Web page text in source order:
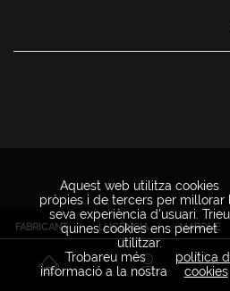
FABRICANT LLICÈNCIA MARQUE
Aquest web utilitza cookies
pròpies i de tercers per millorar
seva experiència d'usuari. Trieu
quines cookies ens permet
utilitzar.
Trobareu més
informació a la nostra
política
cookies